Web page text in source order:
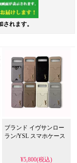
れます。
ブランド イヴサンロー
ラン/YSL スマホケース
¥5,800(税込)